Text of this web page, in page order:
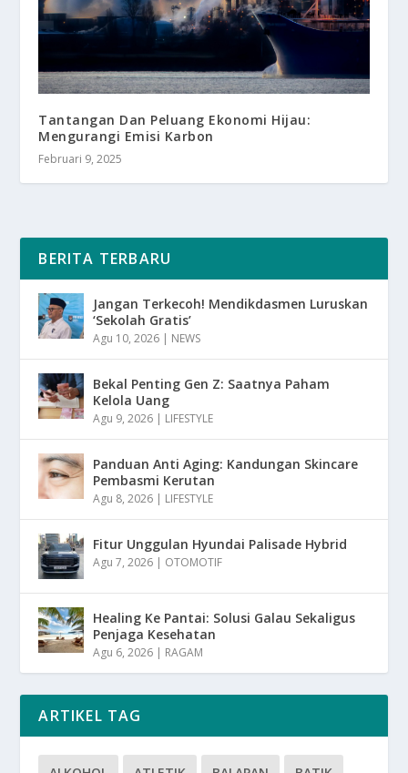
Tantangan Dan Peluang Ekonomi Hijau:
Mengurangi Emisi Karbon
Februari 9, 2025
BERITA TERBARU
Jangan Terkecoh! Mendikdasmen Luruskan
‘Sekolah Gratis’
Agu 10, 2026 | NEWS
Bekal Penting Gen Z: Saatnya Paham
Kelola Uang
Agu 9, 2026 | LIFESTYLE
Panduan Anti Aging: Kandungan Skincare
Pembasmi Kerutan
Agu 8, 2026 | LIFESTYLE
Fitur Unggulan Hyundai Palisade Hybrid
Agu 7, 2026 | OTOMOTIF
Healing Ke Pantai: Solusi Galau Sekaligus
Penjaga Kesehatan
Agu 6, 2026 | RAGAM
ARTIKEL TAG